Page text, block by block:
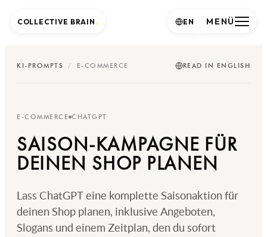
KI-PROMPTS / E-COMMERCE READ IN ENGLISH
E-COMMERCE CHATGPT
SAISON-KAMPAGNE FÜR
DEINEN SHOP PLANEN
Lass ChatGPT eine komplette Saisonaktion für
deinen Shop planen, inklusive Angeboten,
Slogans und einem Zeitplan, den du sofort
COLLECTIVE BRAIN . MENÜ
EN